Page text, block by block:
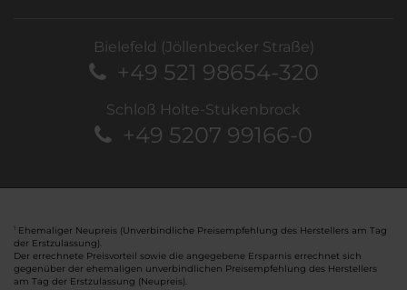
Bielefeld (Jöllenbecker Straße)
+49 521 98654-320
Schloß Holte-Stukenbrock
+49 5207 99166-0
Ehemaliger Neupreis (Unverbindliche Preisempfehlung des Herstellers am Tag
der Erstzulassung).
Der errechnete Preisvorteil sowie die angegebene Ersparnis errechnet sich
gegenüber der ehemaligen unverbindlichen Preisempfehlung des Herstellers
am Tag der Erstzulassung (Neupreis).